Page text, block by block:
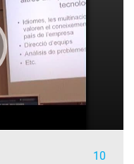
10